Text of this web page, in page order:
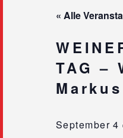
« Alle
TAG –
September 4